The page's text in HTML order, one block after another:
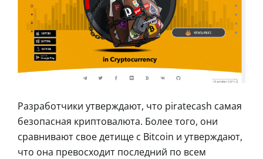
Разработчики утверждают, что piratecash самая
безопасная криптовалюта. Более того, они
сравнивают свое детище с Bitcoin и утверждают,
что она превосходит последний по всем